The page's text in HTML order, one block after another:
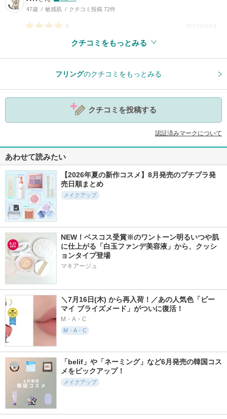
47歳 敏感肌 クチコミ投稿 72件
4 2022/10/14
クチコミをもっとみる
フリングのクチコミをもっとみる
クチコミを投稿する
認証済みマークについて
あわせて読みたい
【2026年夏の新作コスメ】8月発売のプチプラ発
売日順まとめ
メイクアップ
NEW！ベスコス受賞※のワントーン明るいつや肌
に仕上がる「白玉ファンデ美容液」から、クッシ
ョンタイプ登場
マキアージュ
＼7月16日(木) から再入荷！／あの人気色「ビー
マイ ブライズメード」がついに復活！
M・A・C
M・A・C
「belif」や「ネーミング」など6月発売の韓国コス
メをピックアップ！
メイクアップ